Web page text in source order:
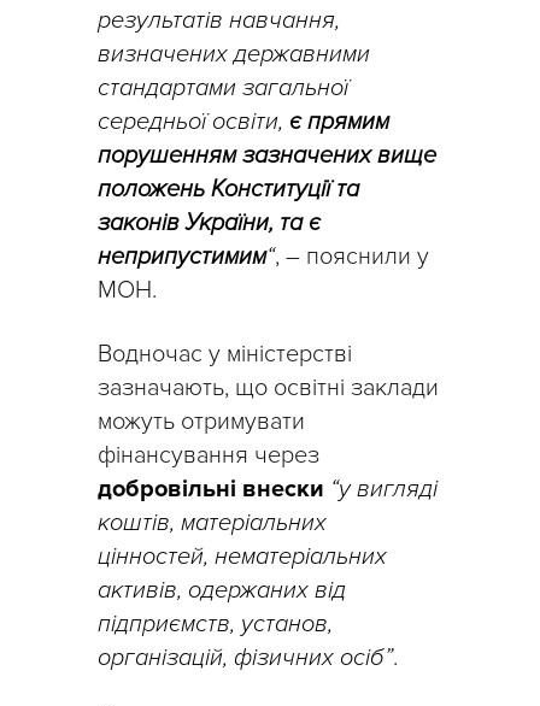
результатів навчання,
визначених державними
стандартами загальної
середньої освіти, є прямим
порушенням зазначених вище
положень Конституції та
законів України, та є
неприпустимим“, – пояснили у
МОН.
Водночас у міністерстві
зазначають, що освітні заклади
можуть отримувати
фінансування через
добровільні внески “у вигляді
коштів, матеріальних
цінностей, нематеріальних
активів, одержаних від
підприємств, установ,
організацій, фізичних осіб”.